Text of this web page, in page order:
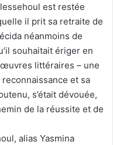
est restée
il prit sa retraite de
néanmoins de
souhaitait ériger en
littéraires – une
reconnaissance et sa
s’était dévouée,
de la réussite et de
alias Yasmina